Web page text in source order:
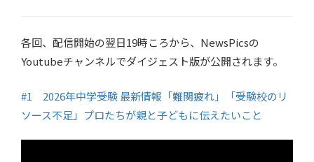
各回、配信開始の翌日19時ころから、NewsPicsの
Youtubeチャンネルでダイジェスト版が公開されます。
#1 2026年中学受験 最新情報「難関疲れ」「受験校のリ
ソース不足」プロたちが親と子どもに伝えたいこと